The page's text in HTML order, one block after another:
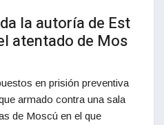
la autoría de Est
atentado de Mos
en prisión preventiva
armado contra una sala
de Moscú en el que